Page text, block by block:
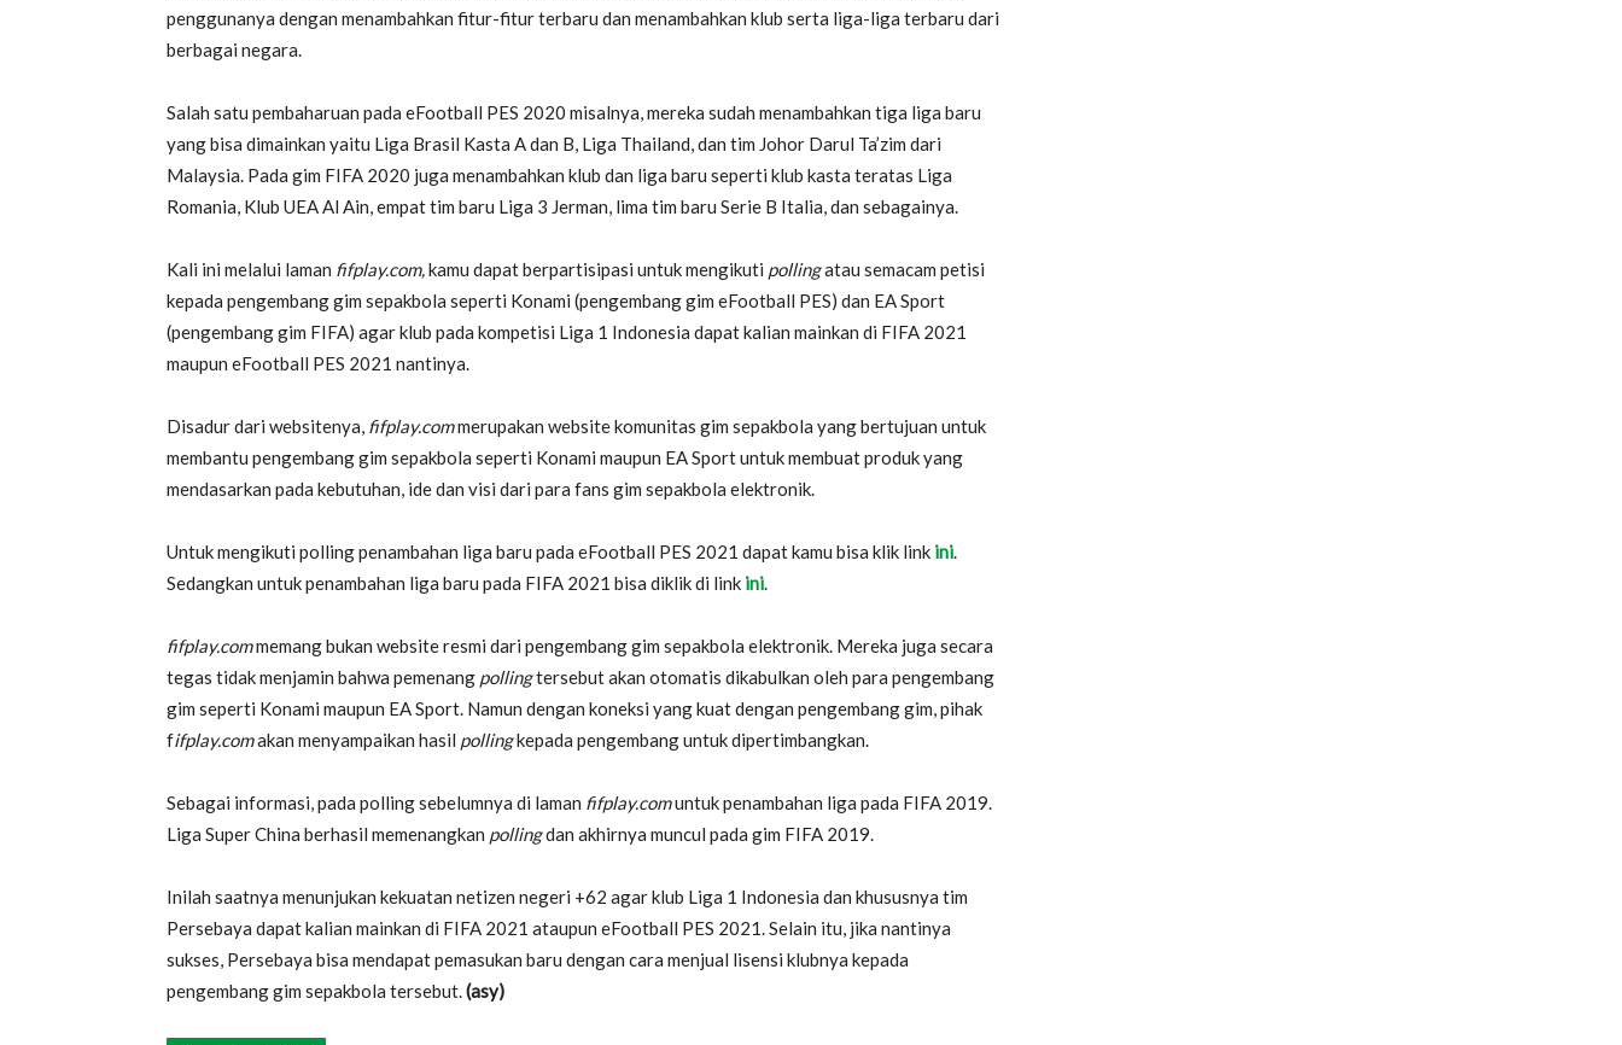
penggunanya dengan menambahkan fitur-fitur terbaru dan menambahkan klub serta liga-liga terbaru dari
berbagai negara.
Salah satu pembaharuan pada eFootball PES 2020 misalnya, mereka sudah menambahkan tiga liga baru
yang bisa dimainkan yaitu Liga Brasil Kasta A dan B, Liga Thailand, dan tim Johor Darul Ta’zim dari
Malaysia. Pada gim FIFA 2020 juga menambahkan klub dan liga baru seperti klub kasta teratas Liga
Romania, Klub UEA Al Ain, empat tim baru Liga 3 Jerman, lima tim baru Serie B Italia, dan sebagainya.
Kali ini melalui laman fifplay.com,kamu dapat berpartisipasi untuk mengikuti pollingatau semacam petisi
kepada pengembang gim sepakbola seperti Konami (pengembang gim eFootball PES) dan EA Sport
(pengembang gim FIFA) agar klub pada kompetisi Liga 1 Indonesia dapat kalian mainkan di FIFA 2021
maupun eFootball PES 2021 nantinya.
Disadur dari websitenya, fifplay.commerupakan website komunitas gim sepakbola yang bertujuan untuk
membantu pengembang gim sepakbola seperti Konami maupun EA Sport untuk membuat produk yang
mendasarkan pada kebutuhan, ide dan visi dari para fans gim sepakbola elektronik.
Untuk mengikuti polling penambahan liga baru pada eFootball PES 2021 dapat kamu bisa klik link ini.
Sedangkan untuk penambahan liga baru pada FIFA 2021 bisa diklik di link ini.
fifplay.commemang bukan website resmi dari pengembang gim sepakbola elektronik. Mereka juga secara
tegas tidak menjamin bahwa pemenang pollingtersebut akan otomatis dikabulkan oleh para pengembang
gim seperti Konami maupun EA Sport. Namun dengan koneksi yang kuat dengan pengembang gim, pihak
fifplay.comakan menyampaikan hasil pollingkepada pengembang untuk dipertimbangkan.
Sebagai informasi, pada polling sebelumnya di laman fifplay.comuntuk penambahan liga pada FIFA 2019.
Liga Super China berhasil memenangkan pollingdan akhirnya muncul pada gim FIFA 2019.
Inilah saatnya menunjukan kekuatan netizen negeri +62 agar klub Liga 1 Indonesia dan khususnya tim
Persebaya dapat kalian mainkan di FIFA 2021 ataupun eFootball PES 2021. Selain itu, jika nantinya
sukses, Persebaya bisa mendapat pemasukan baru dengan cara menjual lisensi klubnya kepada
pengembang gim sepakbola tersebut.(asy)